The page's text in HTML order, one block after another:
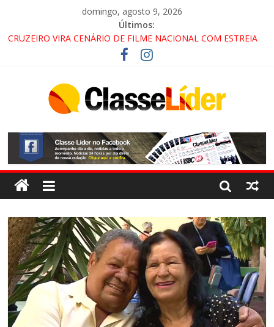
domingo, agosto 9, 2026
Últimos:
CRUZEIRO VIRA CENÁRIO DE FILME NACIONAL COM ESTREIA
PROMOTOR DO GAECO
ACESSO À APARECIDA NA DUTRA SERÁ BLOQUEADO NO FIM
ALTERNATIVAS
LORENA, PINDAMONHANGABA E QUELUZ NA RETA FINAL
PELA FÁBRICA DA COCA-COLA!